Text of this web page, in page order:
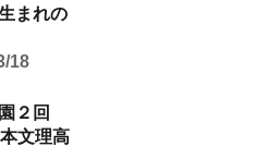
まれの
18
２回
文理高